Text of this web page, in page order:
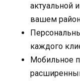
актуальной
вашем
каждого
Мобильное